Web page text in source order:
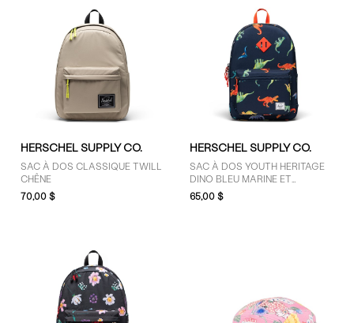
HERSCHEL SUPPLY CO.
SAC À DOS CLASSIQUE TWILL
CHÊNE
70,00 $
HERSCHEL SUPPLY CO.
SAC À DOS YOUTH HERITAGE
DINO BLEU MARINE ET
MULTICOLORE
65,00 $